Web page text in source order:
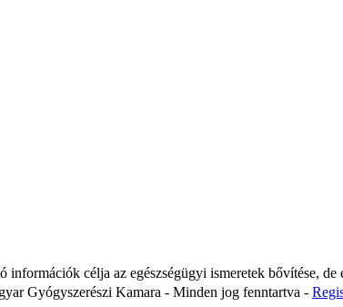
információk célja az egészségügyi ismeretek bővítése,
Gyógyszerészi Kamara - Minden jog fenntartva -